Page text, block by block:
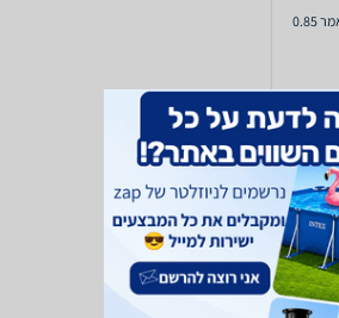
Arm & Hammer ארם אנד האמר 0.85